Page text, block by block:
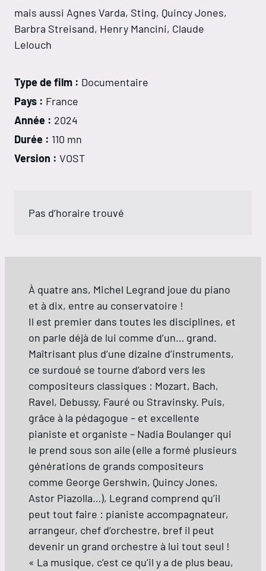
mais aussi Agnes Varda, Sting, Quincy Jones,
Barbra Streisand, Henry Mancini, Claude
Lelouch
Type de film : Documentaire
Pays : France
Année : 2024
Durée : 110 mn
Version : VOST
Pas d’horaire trouvé
À quatre ans, Michel Legrand joue du piano
et à dix, entre au conservatoire !
Il est premier dans toutes les disciplines, et
on parle déjà de lui comme d’un… grand.
Maîtrisant plus d’une dizaine d’instruments,
ce surdoué se tourne d’abord vers les
compositeurs classiques : Mozart, Bach,
Ravel, Debussy, Fauré ou Stravinsky. Puis,
grâce à la pédagogue – et excellente
pianiste et organiste – Nadia Boulanger qui
le prend sous son aile (elle a formé plusieurs
générations de grands compositeurs
comme George Gershwin, Quincy Jones,
Astor Piazolla…), Legrand comprend qu’il
peut tout faire : pianiste accompagnateur,
arrangeur, chef d’orchestre, bref il peut
devenir un grand orchestre à lui tout seul !
« La musique, c’est ce qu’il y a de plus beau,